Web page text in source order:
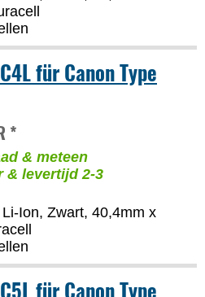
für Canon Type
*
& meteen
& levertijd 2-3
Ion, Zwart, 40,4mm x
für Canon Type